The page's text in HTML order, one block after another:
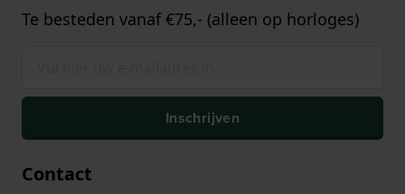
Te besteden vanaf €75,- (alleen op horloges)
Inschrijven
Contact